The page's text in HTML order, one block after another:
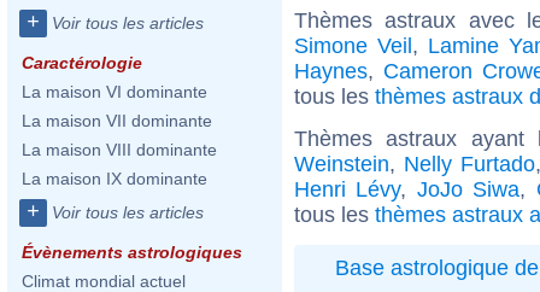
+ Voir tous les articles
Caractérologie
La maison VI dominante
La maison VII dominante
La maison VIII dominante
La maison IX dominante
+ Voir tous les articles
Évènements astrologiques
Climat mondial actuel
Thèmes astraux avec
Simone Veil, Lamine
Haynes, Cameron
tous les thèmes astraux
Thèmes astraux
Weinstein, Nelly Furtado
Henri Lévy, JoJo Siwa,
tous les thèmes astraux
Base astrologique